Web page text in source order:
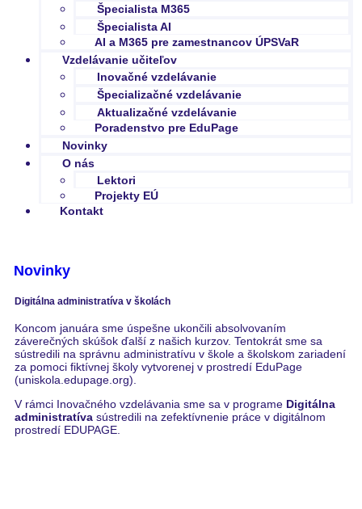
Špecialista M365
Špecialista AI
AI a M365 pre zamestnancov ÚPSVaR
Vzdelávanie učiteľov
Inovačné vzdelávanie
Špecializačné vzdelávanie
Aktualizačné vzdelávanie
Poradenstvo pre EduPage
Novinky
O nás
Lektori
Projekty EÚ
Kontakt
Novinky
Digitálna administratíva v školách
Koncom januára sme úspešne ukončili absolvovaním
záverečných skúšok ďalší z našich kurzov. Tentokrát sme sa
sústredili na správnu administratívu v škole a školskom zariadení
za pomoci fiktívnej školy vytvorenej v prostredí EduPage
(uniskola.edupage.org).
V rámci Inovačného vzdelávania sme sa v programe Digitálna
administratíva sústredili na zefektívnenie práce v digitálnom
prostredí EDUPAGE.